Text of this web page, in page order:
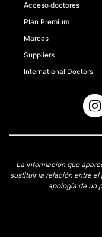
Acceso doctores
Plan Premium
Marcas
Suppliers
International Doctors
La información que
sustituir la relación entre
apología de un